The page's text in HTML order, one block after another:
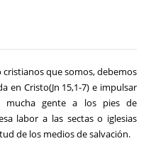
que somos, debemos
en Cristo(Jn 15,1-7) e impulsar
mucha gente a los pies de
labor a las sectas o iglesias
de los medios de salvación.